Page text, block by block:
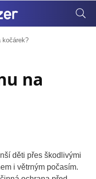
kočárek?
na
děti přes škodlivými
i větrným počasím.